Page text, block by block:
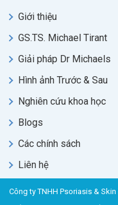
Giới thiệu
GS.TS. Michael Tirant
Giải pháp Dr Michaels
Hình ảnh Trước & Sau
Nghiên cứu khoa học
Blogs
Các chính sách
Liên hệ
Công ty TNHH Psoriasis & Skin